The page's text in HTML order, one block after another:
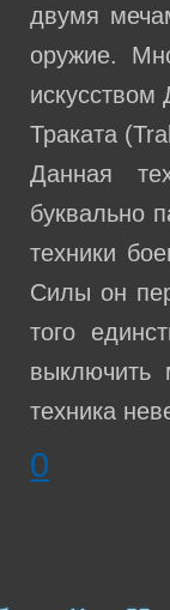
двумя
оружие.
Траката
Данная
буквально
техники
Силы он
того
выключить
техника
0